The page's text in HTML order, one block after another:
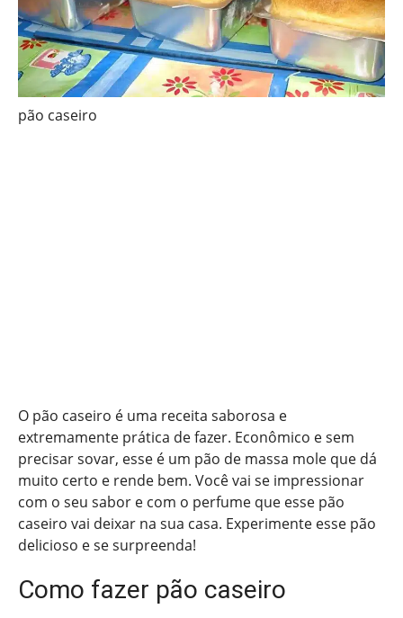
pão caseiro
O pão caseiro é uma receita saborosa e
extremamente prática de fazer. Econômico e sem
precisar sovar, esse é um pão de massa mole que dá
muito certo e rende bem. Você vai se impressionar
com o seu sabor e com o perfume que esse pão
caseiro vai deixar na sua casa. Experimente esse pão
delicioso e se surpreenda!
Como fazer pão caseiro